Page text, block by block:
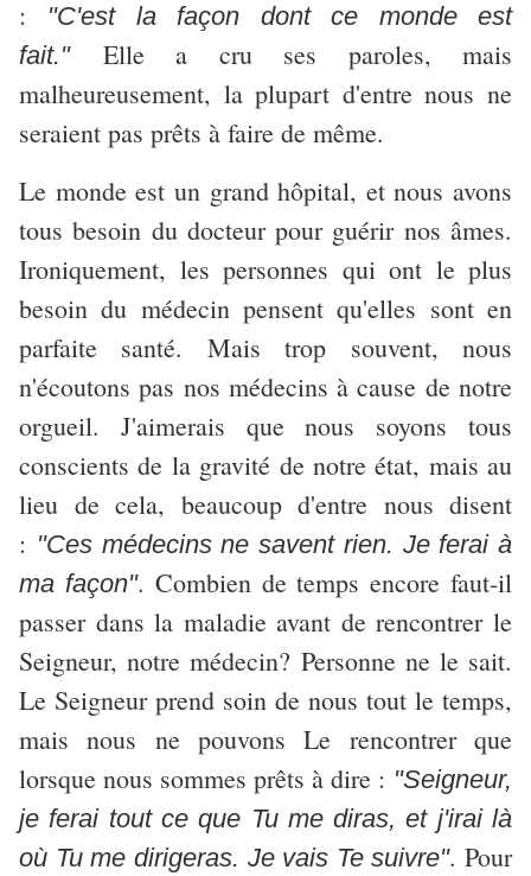
:
"C'est la façon dont ce monde est
fait."Elle a cru ses paroles, mais
malheureusement, la plupart d'entre nous ne
seraient pas prêts à faire de même.
Le monde est un grand hôpital, et nous avons
tous besoin du docteur pour guérir nos âmes.
Ironiquement, les personnes qui ont le plus
besoin du médecin pensent qu'elles sont en
parfaite santé. Mais trop souvent, nous
n'écoutons pas nos médecins à cause de notre
orgueil. J'aimerais que nous soyons tous
conscients de la gravité de notre état, mais au
lieu de cela, beaucoup d'entre nous disent
: "Ces médecins ne savent rien. Je ferai à
ma façon". Combien de temps encore faut-il
passer dans la maladie avant de rencontrer le
Seigneur, notre médecin? Personne ne le sait.
Le Seigneur prend soin de nous tout le temps,
mais nous ne pouvons Le rencontrer que
lorsque nous sommes prêts à dire : "Seigneur,
je ferai tout ce que Tu me diras, et j'irai là
où Tu me dirigeras. Je vais Te suivre". Pour